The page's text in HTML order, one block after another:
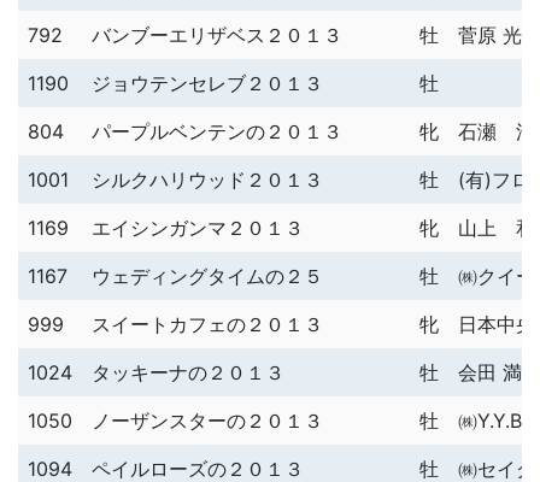
792
バンブーエリザベス２０１３ 牡
菅原 光博
1190
ジョウテンセレブ２０１３
牡
804
パープルベンテンの２０１３ 牝
石瀬 浩
1001
シルクハリウッド２０１３ 牡
(有)フロ
1169
エイシンガンマ２０１３ 牝
山上 和
1167
ウェディングタイムの２５ 牡
㈱クイ
999
スイートカフェの２０１３ 牝
日本中
1024
タッキーナの２０１３ 牡
会田 満雄
1050
ノーザンスターの２０１３ 牡
㈱
1094
ペイルローズの２０１３ 牡
㈱セイ